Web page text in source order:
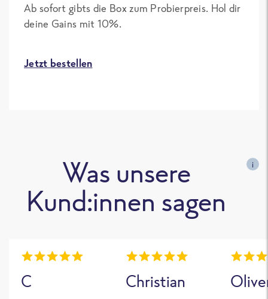
Ab sofort gibts die Box zum Probierpreis. Hol dir
deine Gains mit 10%.
Jetzt bestellen
Was unsere
Kund:innen sagen
i
C Christian